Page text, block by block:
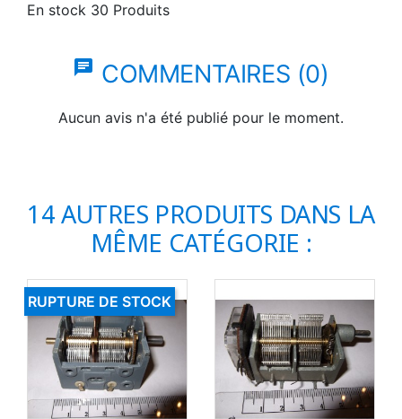
En stock 30 Produits
chat COMMENTAIRES (0)
Aucun avis n'a été publié pour le moment.
14 AUTRES PRODUITS DANS LA
MÊME CATÉGORIE :
RUPTURE DE STOCK